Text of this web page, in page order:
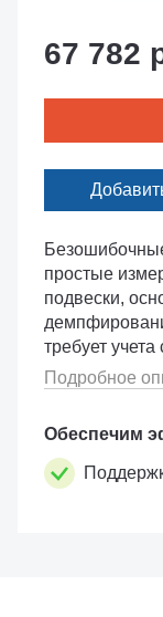
Безошибочные
простые измерения;
подвески,
демпфирования ϑ
требует
Подробное
Обеспечим
67 782